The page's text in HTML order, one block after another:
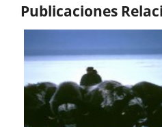
Publicaciones